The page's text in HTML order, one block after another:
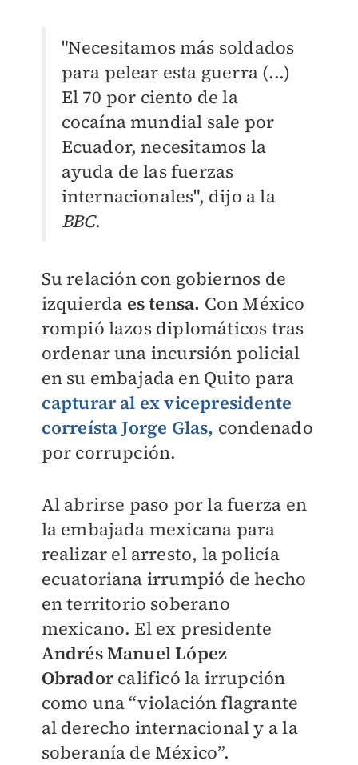
"Necesitamos más soldados
para pelear esta guerra (...)
El 70 por ciento de la
cocaína mundial sale por
Ecuador, necesitamos la
ayuda de las fuerzas
internacionales", dijo a la
BBC.
Su relación con gobiernos de
izquierda es tensa. Con México
rompió lazos diplomáticos tras
ordenar una incursión policial
en su embajada en Quito para
capturar al ex vicepresidente
correísta Jorge Glas, condenado
por corrupción.
Al abrirse paso por la fuerza en
la embajada mexicana para
realizar el arresto, la policía
ecuatoriana irrumpió de hecho
en territorio soberano
mexicano. El ex presidente
Andrés Manuel López
Obradorcalificó la irrupción
como una “violación flagrante
al derecho internacional y a la
soberanía de México”.